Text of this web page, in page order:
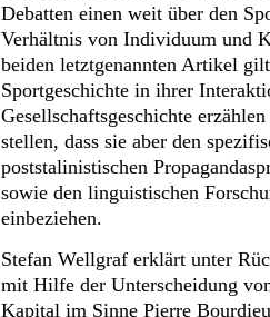
Debatten einen weit über den
Verhältnis von Individuum und
beiden letztgenannten Artikel
Sportgeschichte in ihrer
Gesellschaftsgeschichte
stellen, dass sie aber den
poststalinistischen
sowie den linguistischen
einbeziehen.
Stefan Wellgraf erklärt unter
mit Hilfe der Unterscheidung
Kapital im Sinne Pierre